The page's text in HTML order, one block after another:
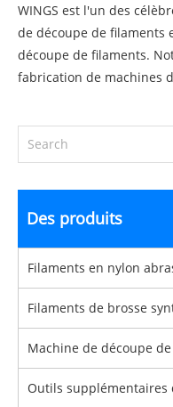
WINGS est l'un des
de découpe de filaments
découpe de filaments.
fabrication de machines
Des produits
Filaments en nylon
Filaments de brosse
Machine de découpe
Outils supplémentaires